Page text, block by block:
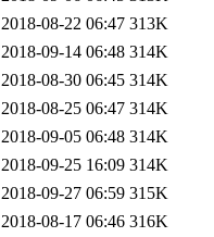
2018-08-22 06:47 313K
2018-09-14 06:48 314K
2018-08-30 06:45 314K
2018-08-25 06:47 314K
2018-09-05 06:48 314K
2018-09-25 16:09 314K
2018-09-27 06:59 315K
2018-08-17 06:46 316K